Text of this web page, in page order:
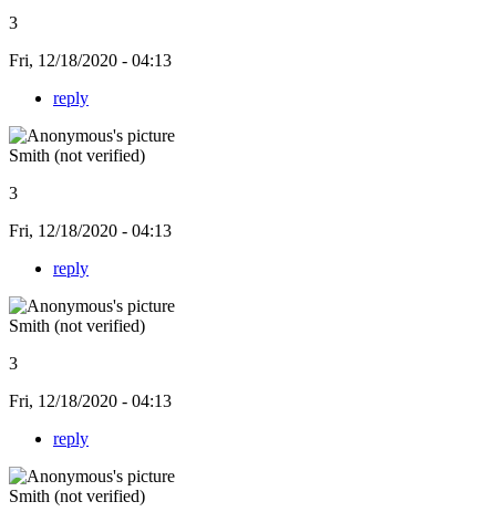
3
Fri, 12/18/2020 - 04:13
reply
Smith (not verified)
3
Fri, 12/18/2020 - 04:13
reply
Smith (not verified)
3
Fri, 12/18/2020 - 04:13
reply
Smith (not verified)